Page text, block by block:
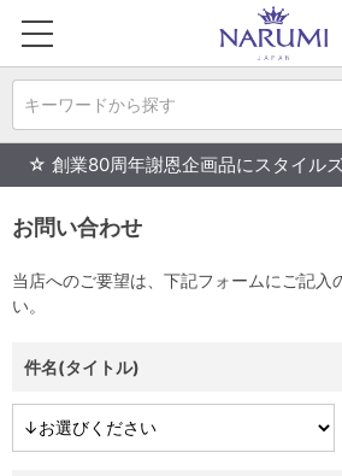
キーワードから探す
☆ 創業80周年謝恩企画品にスタイル
お問い合わせ
当店へのご要望は、下記フォームにご記入
い。
件名(タイトル)